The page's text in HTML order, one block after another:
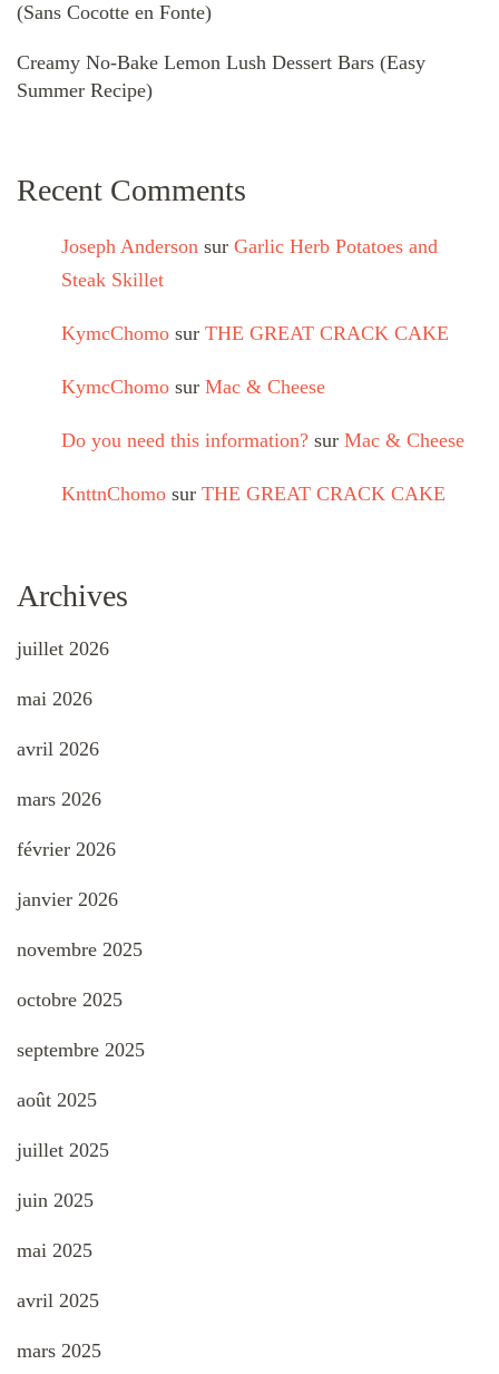
(Sans Cocotte en Fonte)
Creamy No-Bake Lemon Lush Dessert Bars (Easy
Summer Recipe)
Recent Comments
Joseph Anderson sur Garlic Herb Potatoes and
Steak Skillet
KymcChomo sur THE GREAT CRACK CAKE
KymcChomo sur Mac & Cheese
Do you need this information? sur Mac & Cheese
KnttnChomo sur THE GREAT CRACK CAKE
Archives
juillet 2026
mai 2026
avril 2026
mars 2026
février 2026
janvier 2026
novembre 2025
octobre 2025
septembre 2025
août 2025
juillet 2025
juin 2025
mai 2025
avril 2025
mars 2025